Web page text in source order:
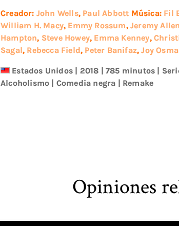
Creador: John Wells, Paul Abbott Música: Fil
William H. Macy, Emmy Rossum,Jeremy
Hampton, Steve Howey, Emma Kenney,
Sagal, Rebecca Field, Peter Banifaz,Joy
Estados Unidos | 2018 | 785 minutos |
Alcoholismo | Comedia negra | Remake
Opiniones